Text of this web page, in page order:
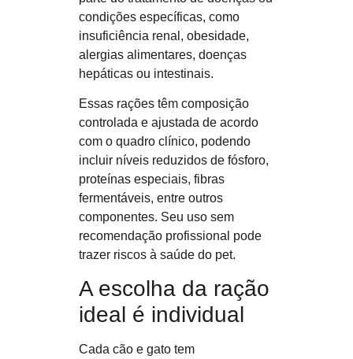
condições específicas, como
insuficiência renal, obesidade,
alergias alimentares, doenças
hepáticas ou intestinais.
Essas rações têm composição
controlada e ajustada de acordo
com o quadro clínico, podendo
incluir níveis reduzidos de fósforo,
proteínas especiais, fibras
fermentáveis, entre outros
componentes. Seu uso sem
recomendação profissional pode
trazer riscos à saúde do pet.
A escolha da ração
ideal é individual
Cada cão e gato tem